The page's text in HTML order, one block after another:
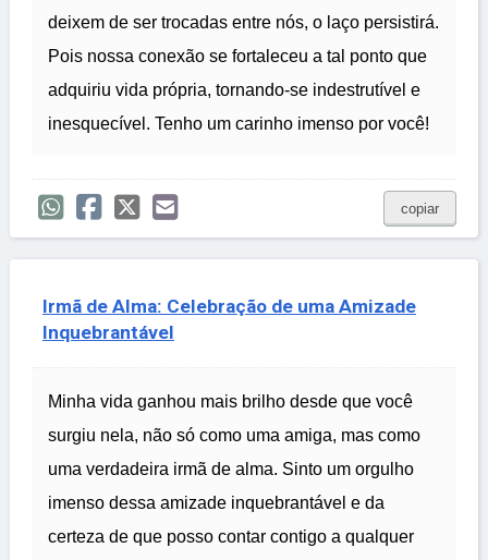
deixem de ser trocadas entre nós, o laço persistirá.
Pois nossa conexão se fortaleceu a tal ponto que
adquiriu vida própria, tornando-se indestrutível e
inesquecível. Tenho um carinho imenso por você!
copiar
Irmã de Alma: Celebração de uma Amizade
Inquebrantável
Minha vida ganhou mais brilho desde que você
surgiu nela, não só como uma amiga, mas como
uma verdadeira irmã de alma. Sinto um orgulho
imenso dessa amizade inquebrantável e da
certeza de que posso contar contigo a qualquer